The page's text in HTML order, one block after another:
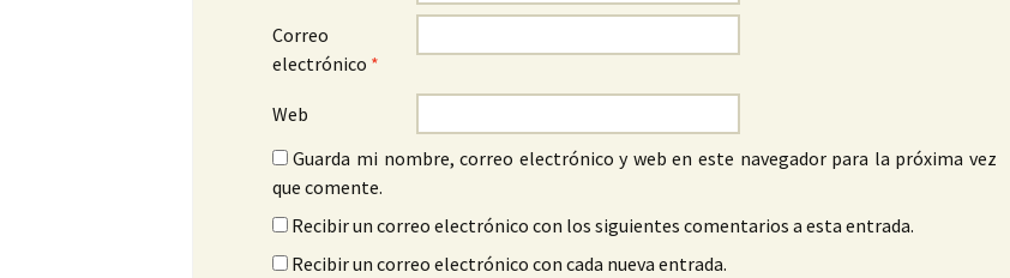
Correo
electrónico *
Web
Guarda mi nombre, correo electrónico y web en este navegador para la próxima vez
que comente.
Recibir un correo electrónico con los siguientes comentarios a esta entrada.
Recibir un correo electrónico con cada nueva entrada.